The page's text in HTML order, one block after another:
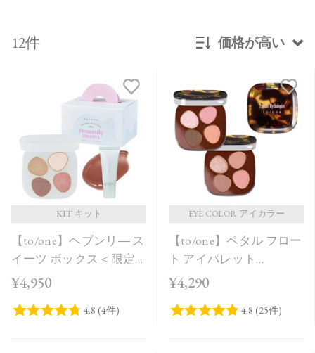
12件 価格が高い
発売日順
価格が安い
価格が高い
レビューが多い順
レビュー評価が高い順
人気順
KIT キット
【to/one】ヘブンリ― ス
イーツ ボックス＜限定
品全3種＞＜Holiday
¥4,950
EYE COLOR アイカラー
【to/one】ペタル フロー
ト アイパレット
［EX11,EX12］＜限定品
¥4,290